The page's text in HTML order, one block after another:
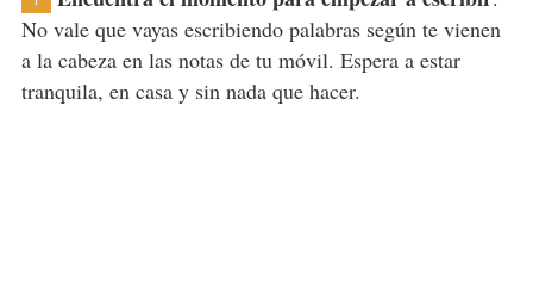
No vale que vayas escribiendo palabras según te vienen
a la cabeza en las notas de tu móvil. Espera a estar
tranquila, en casa y sin nada que hacer.